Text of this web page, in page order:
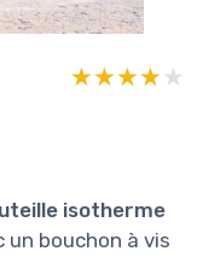
★★★★★
★★★★★
isotherme
un bouchon à vis